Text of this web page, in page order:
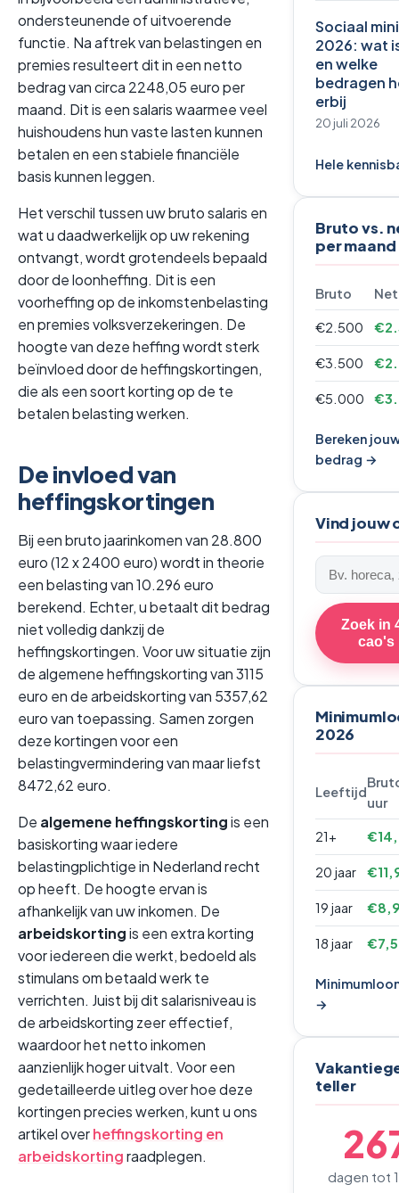
ondersteunende of uitvoerende
functie. Na aftrek van belastingen en
premies resulteert dit in een netto
bedrag van circa 2248,05 euro per
maand. Dit is een salaris waarmee veel
huishoudens hun vaste lasten kunnen
betalen en een stabiele financiële
basis kunnen leggen.
Het verschil tussen uw bruto salaris en
wat u daadwerkelijk op uw rekening
ontvangt, wordt grotendeels bepaald
door de loonheffing. Dit is een
voorheffing op de inkomstenbelasting
en premies volksverzekeringen. De
hoogte van deze heffing wordt sterk
beïnvloed door de heffingskortingen,
die als een soort korting op de te
betalen belasting werken.
De invloed van
heffingskortingen
Bij een bruto jaarinkomen van 28.800
euro (12 x 2400 euro) wordt in theorie
een belasting van 10.296 euro
berekend. Echter, u betaalt dit bedrag
niet volledig dankzij de
heffingskortingen. Voor uw situatie zijn
de algemene heffingskorting van 3115
euro en de arbeidskorting van 5357,62
euro van toepassing. Samen zorgen
deze kortingen voor een
belastingvermindering van maar liefst
8472,62 euro.
De algemene heffingskortingis een
basiskorting waar iedere
belastingplichtige in Nederland recht
op heeft. De hoogte ervan is
afhankelijk van uw inkomen. De
arbeidskortingis een extra korting
voor iedereen die werkt, bedoeld als
stimulans om betaald werk te
verrichten. Juist bij dit salarisniveau is
de arbeidskorting zeer effectief,
waardoor het netto inkomen
aanzienlijk hoger uitvalt. Voor een
gedetailleerde uitleg over hoe deze
kortingen precies werken, kunt u ons
artikel overheffingskorting en
arbeidskortingraadplegen.
Sociaal
2026: wat
en welke
bedragen
erbij
20 juli 2026
Hele
Bruto vs.
per maand
Bruto
€2.500
€3.500
€5.000
Bereken
bedrag →
Vind jouw
Zoek
een
cao
Zoek in
cao's
2026
Leeftijd
uur
21+
20 jaar
19 jaar
18 jaar
→
teller
dagen tot